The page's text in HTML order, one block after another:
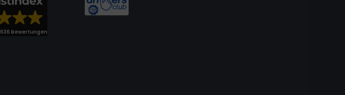
636 Bewertungen